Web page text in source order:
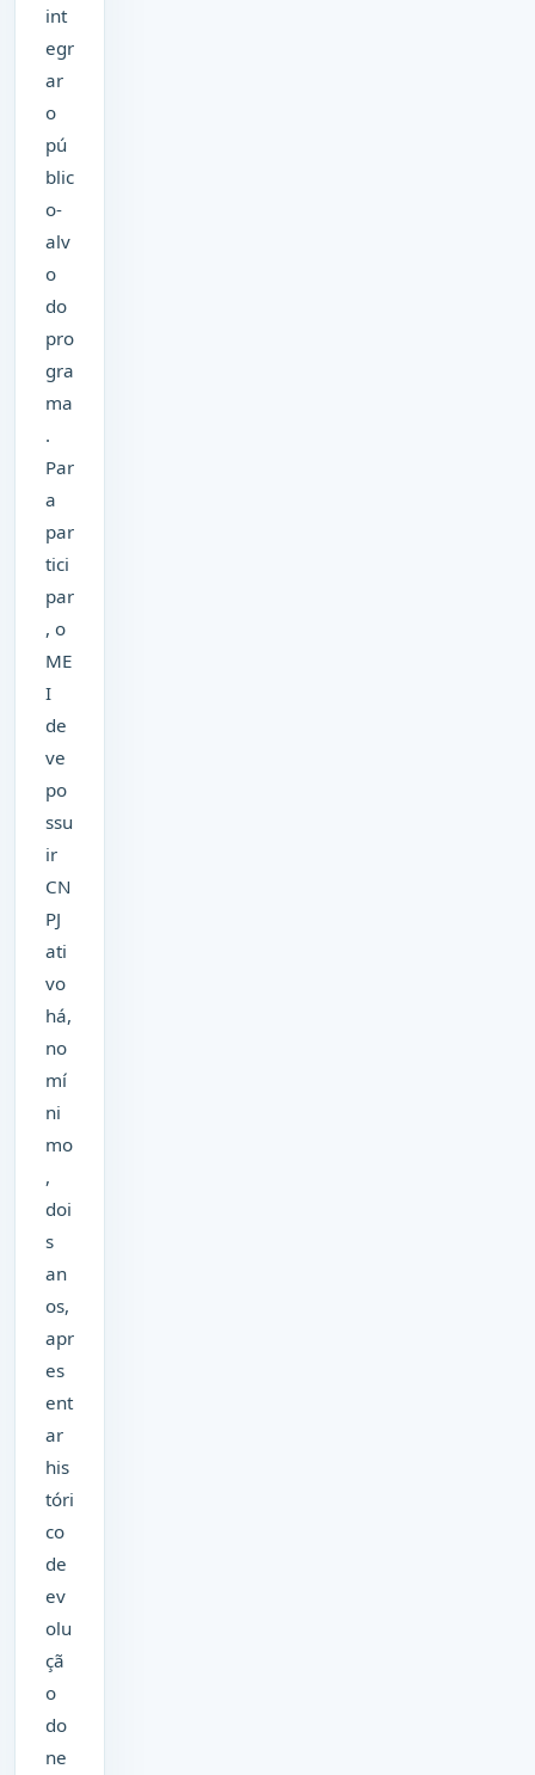
int
egr
ar
o
pú
blic
o-
alv
o
do
pro
gra
ma
.
Par
a
par
tici
par
, o
ME
I
de
ve
po
ssu
ir
CN
PJ
ati
vo
há,
no
mí
ni
mo
,
doi
s
an
os,
apr
es
ent
ar
his
tóri
co
de
ev
olu
çã
o
do
ne